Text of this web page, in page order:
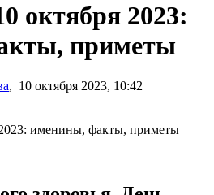
октября 2023:
приметы
, 10 октября 2023, 10:42